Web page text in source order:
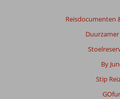
Reisdocumenten
By
Stip